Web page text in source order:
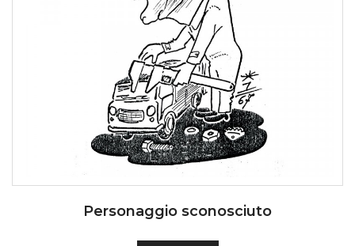
Personaggio sconosciuto